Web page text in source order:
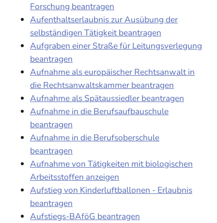
Forschung beantragen
Aufenthaltserlaubnis zur Ausübung der
selbständigen Tätigkeit beantragen
Aufgraben einer Straße für Leitungsverlegung
beantragen
Aufnahme als europäischer Rechtsanwalt in
die Rechtsanwaltskammer beantragen
Aufnahme als Spätaussiedler beantragen
Aufnahme in die Berufsaufbauschule
beantragen
Aufnahme in die Berufsoberschule
beantragen
Aufnahme von Tätigkeiten mit biologischen
Arbeitsstoffen anzeigen
Aufstieg von Kinderluftballonen - Erlaubnis
beantragen
Aufstiegs-BAföG beantragen